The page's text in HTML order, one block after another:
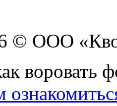
© ООО
воровать